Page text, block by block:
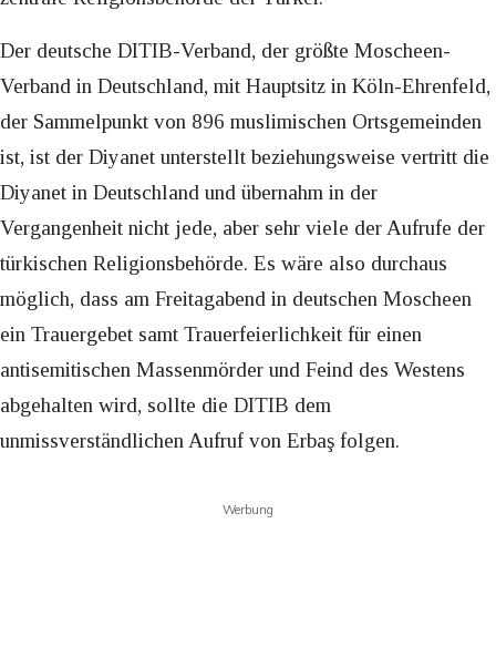
Der deutsche DITIB-Verband, der größte Moscheen-
Verband in Deutschland, mit Hauptsitz in Köln-Ehrenfeld,
der Sammelpunkt von 896 muslimischen Ortsgemeinden
ist, ist der Diyanet unterstellt beziehungsweise vertritt die
Diyanet in Deutschland und übernahm in der
Vergangenheit nicht jede, aber sehr viele der Aufrufe der
türkischen Religionsbehörde. Es wäre also durchaus
möglich, dass am Freitagabend in deutschen Moscheen
ein Trauergebet samt Trauerfeierlichkeit für einen
antisemitischen Massenmörder und Feind des Westens
abgehalten wird, sollte die DITIB dem
unmissverständlichen Aufruf von Erbaş folgen.
Werbung